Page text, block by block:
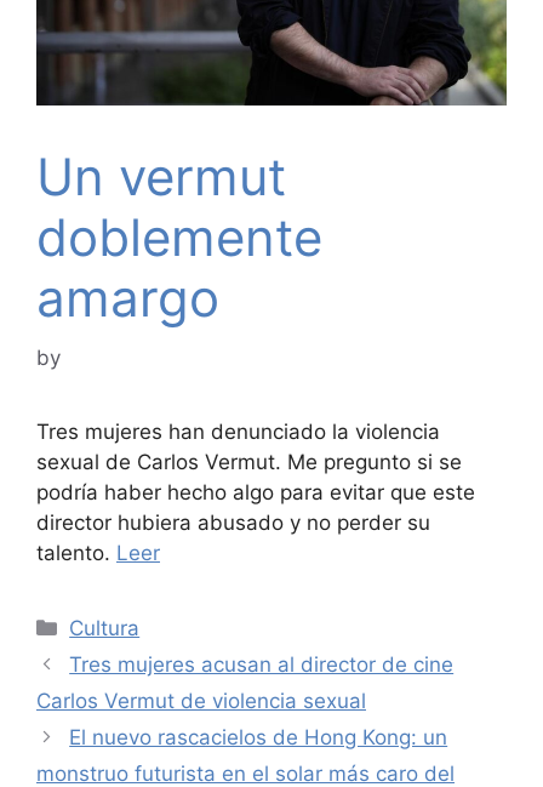
Un vermut
doblemente
amargo
by
Tres mujeres han denunciado la violencia
sexual de Carlos Vermut. Me pregunto si se
podría haber hecho algo para evitar que este
director hubiera abusado y no perder su
talento. Leer
Categories
Cultura
Tres mujeres acusan al director de cine
Carlos Vermut de violencia sexual
El nuevo rascacielos de Hong Kong: un
monstruo futurista en el solar más caro del